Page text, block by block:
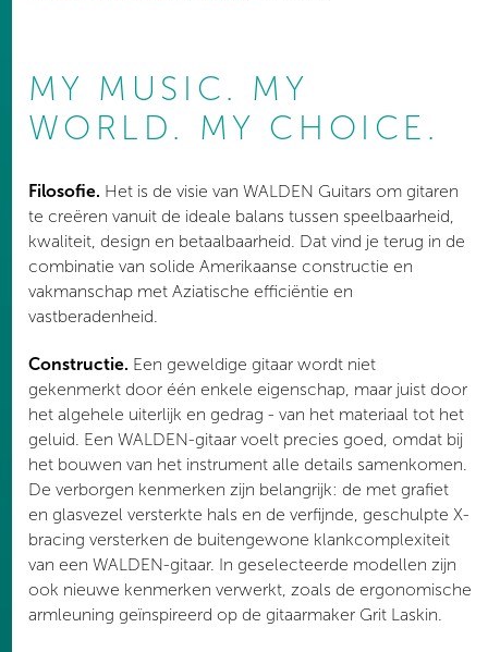
MY MUSIC. MY
WORLD. MY CHOICE.
Filosofie. Het is de visie van WALDEN Guitars om gitaren
te creëren vanuit de ideale balans tussen speelbaarheid,
kwaliteit, design en betaalbaarheid. Dat vind je terug in de
combinatie van solide Amerikaanse constructie en
vakmanschap met Aziatische efficiëntie en
vastberadenheid.
Constructie. Een geweldige gitaar wordt niet
gekenmerkt door één enkele eigenschap, maar juist door
het algehele uiterlijk en gedrag - van het materiaal tot het
geluid. Een WALDEN-gitaar voelt precies goed, omdat bij
het bouwen van het instrument alle details samenkomen.
De verborgen kenmerken zijn belangrijk: de met grafiet
en glasvezel versterkte hals en de verfijnde, geschulpte X-
bracing versterken de buitengewone klankcomplexiteit
van een WALDEN-gitaar. In geselecteerde modellen zijn
ook nieuwe kenmerken verwerkt, zoals de ergonomische
armleuning geïnspireerd op de gitaarmaker Grit Laskin.